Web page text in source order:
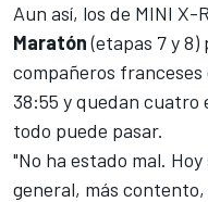
Aun así, los de MINI X-
Maratón(etapas 7 y
compañeros
38:55 y quedan cuatro
todo puede pasar.
"No ha estado mal.
general, más